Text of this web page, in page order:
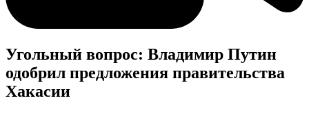
Угольный вопрос: Владимир Путин
одобрил предложения правительства
Хакасии